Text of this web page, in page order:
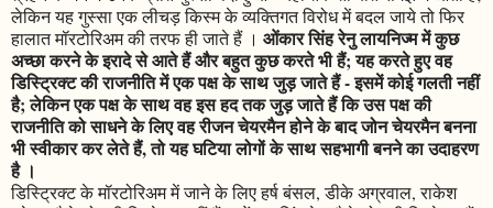
लेकिन यह गुस्सा एक लीचड़ किस्म के व्यक्तिगत विरोध में बदल जाये तो फिर
हालात मॉरटोरिअम की तरफ ही जाते हैं । ओंकार सिंह रेनु लायनिज्म में कुछ
अच्छा करने के इरादे से आते हैं और बहुत कुछ करते भी हैं; यह करते हुए वह
डिस्ट्रिक्ट की राजनीति में एक पक्ष के साथ जुड़ जाते हैं - इसमें कोई गलती नहीं
है; लेकिन एक पक्ष के साथ वह इस हद तक जुड़ जाते हैं कि उस पक्ष की
राजनीति को साधने के लिए वह रीजन चेयरमैन होने के बाद जोन चेयरमैन बनना
भी स्वीकार कर लेते हैं, तो यह घटिया लोगों के साथ सहभागी बनने का उदाहरण
है ।
डिस्ट्रिक्ट के मॉरटोरिअम में जाने के लिए हर्ष बंसल, डीके अग्रवाल, राकेश